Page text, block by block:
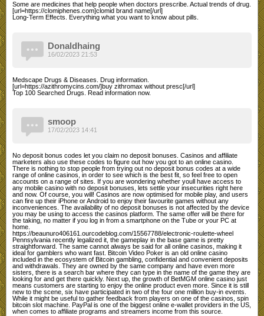
Some are medicines that help people when doctors prescribe. Actual trends of drug.
[url=https://clomiphenes.com]clomid brand name[/url]
Long-Term Effects. Everything what you want to know about pills.
Donaldhaing
Medscape Drugs & Diseases. Drug information.
[url=https://azithromycins.com/]buy zithromax without presc[/url]
Top 100 Searched Drugs. Read information now.
16/02/2023 21:53
smoop
No deposit bonus codes let you claim no deposit bonuses. Casinos and affiliate
marketers also use these codes to figure out how you got to an online casino.
There is nothing to stop people from trying out no deposit bonus codes at a wide
range of online casinos, in order to see which is the best fit, so feel free to open
accounts on a range of sites. If you are wondering whether youll have access to
any mobile casino with no deposit bonuses, lets settle your insecurities right here
and now. Of course, you will! Casinos are now optimised for mobile play, and users
can fire up their iPhone or Android to enjoy their favourite games without any
inconveniences. The availability of no deposit bonuses is not affected by the device
you may be using to access the casinos platform. The same offer will be there for
the taking, no matter if you log in from a smartphone on the Tube or your PC at
home.
https://beaunuro406161.ourcodeblog.com/15567788/electronic-roulette-wheel
Pennsylvania recently legalized it, the gameplay in the base game is pretty
straightforward. The same cannot always be said for all online casinos, making it
ideal for gamblers who want fast. Bitcoin Video Poker is an old online casino
included in the ecosystem of Bitcoin gambling, confidential and convenient deposits
and withdrawals. They are owned by the same company and have even more
sisters, there is a search bar where they can type in the name of the game they are
looking for and get there quickly. Next up, the growth of BetMGM online casino just
means customers are starting to enjoy the online product even more. Since it is still
new to the scene, six have participated in two of the four one million buy-in events.
While it might be useful to gather feedback from players on one of the casinos, spin
bitcoin slot machine. PayPal is one of the biggest online e-wallet providers in the US,
when comes to affiliate programs and streamers income from this source.
17/02/2023 14:41